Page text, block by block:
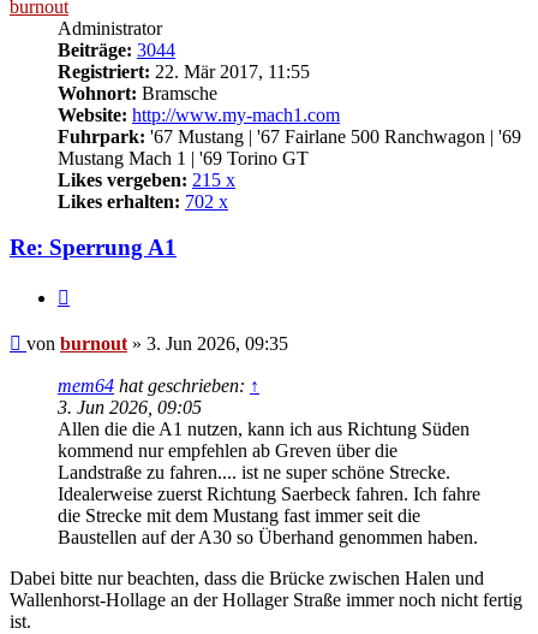
burnout
Administrator
Beiträge: 3044
Registriert: 22. Mär 2017, 11:55
Wohnort: Bramsche
Website: http://www.my-mach1.com
Fuhrpark: '67 Mustang | '67 Fairlane 500 Ranchwagon | '69
Mustang Mach 1 | '69 Torino GT
Likes vergeben: 215 x
Likes erhalten: 702 x
Re: Sperrung A1
Beitrag
von burnout » 3. Jun 2026, 09:35
mem64 hat geschrieben: ↑
3. Jun 2026, 09:05
Allen die die A1 nutzen, kann ich aus Richtung Süden
kommend nur empfehlen ab Greven über die
Landstraße zu fahren.... ist ne super schöne Strecke.
Idealerweise zuerst Richtung Saerbeck fahren. Ich fahre
die Strecke mit dem Mustang fast immer seit die
Baustellen auf der A30 so Überhand genommen haben.
Dabei bitte nur beachten, dass die Brücke zwischen Halen und
Wallenhorst-Hollage an der Hollager Straße immer noch nicht fertig
ist.